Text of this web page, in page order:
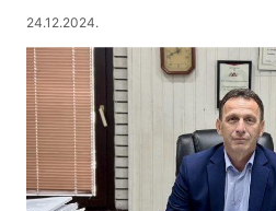
24.12.2024.